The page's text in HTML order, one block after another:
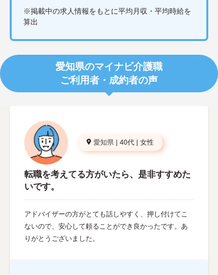
※掲載中の求人情報をもとに平均月収・平均時給を
算出
愛知県のマイナビ介護職
ご利用者・成約者の声
愛知県 | 40代 | 女性
転職を考えてる方がいたら、是非すすめた
いです。
アドバイザーの方がとても話しやすく、押し付けてこ
ないので、安心して頼ることができ良かったです。あ
りがとうございました。